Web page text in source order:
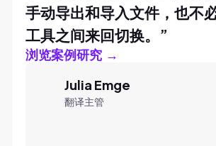
手动导出和导入文件，也不
工具之间来回切换。 ”
浏览案例研究 →
Julia Emge
翻译主管